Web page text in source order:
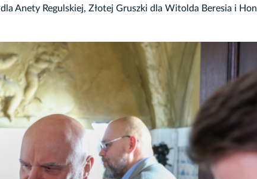
Anety Regulskiej, Złotej Gruszki dla Witolda Beresia i